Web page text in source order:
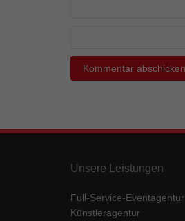
Unsere Leistungen
Full-Service-Eventagentur
Künstleragentur